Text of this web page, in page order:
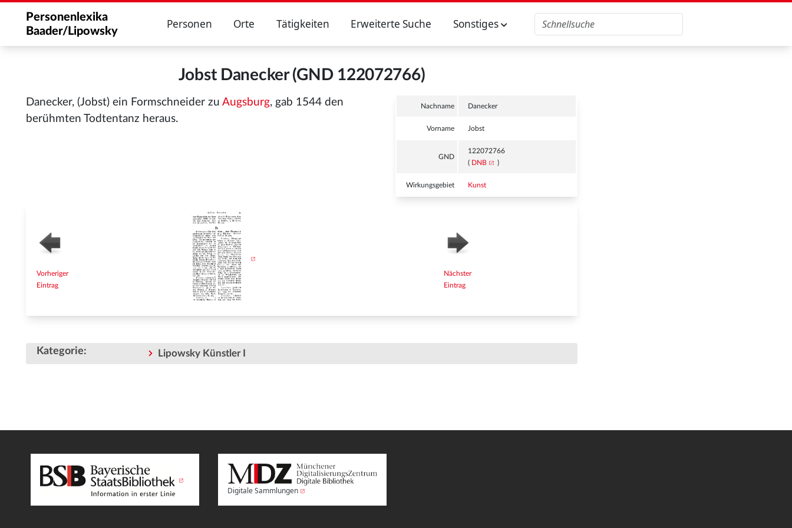
Personenlexika
Baader/Lipowsky
Personen Orte Tätigkeiten Erweiterte Suche Sonstiges
Jobst Danecker (GND 122072766)
Nachname Danecker
Vorname Jobst
GND
122072766
( DNB )
Wirkungsgebiet Kunst
Danecker, (Jobst) ein Formschneider zu Augsburg, gab 1544 den
berühmten Todtentanz heraus.
Vorheriger
Eintrag
Nächster
Eintrag
Kategorie: Lipowsky Künstler I
Digitale Sammlungen